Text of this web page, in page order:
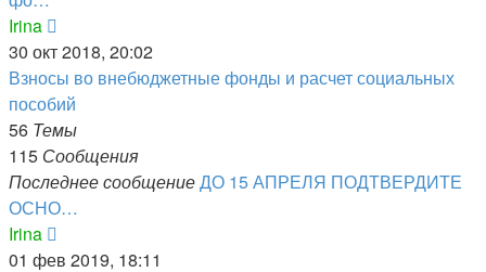
Irina
к
последнему
сообщению
30 окт 2018, 20:02
Взносы во внебюджетные фонды и расчет социальных
пособий
56 Темы
115 Сообщения
Последнее сообщениеДО 15 АПРЕЛЯ ПОДТВЕРДИТЕ
ОСНО…
Irina
к
01 фев 2019, 18:11